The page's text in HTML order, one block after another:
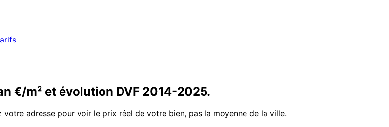
€/m² et évolution DVF 2014-2025.
adresse pour voir le prix réel de votre bien, pas la moyenne de la ville.